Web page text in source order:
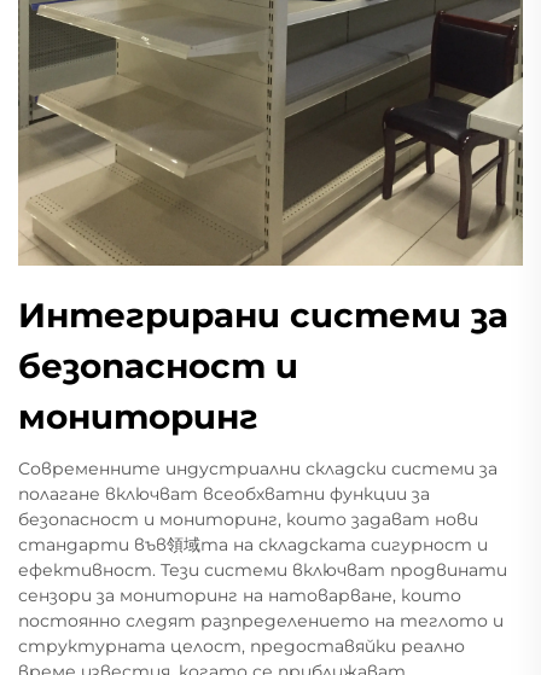
Интегрирани системи за
безопасност и
мониторинг
Современните индустриални складски системи за
полагане включват всеобхватни функции за
безопасност и мониторинг, които задават нови
стандарти във領域та на складската сигурност и
ефективност. Тези системи включват продвинати
сензори за мониторинг на натоварване, които
постоянно следят разпределението на теглото и
структурната целост, предоставяйки реално